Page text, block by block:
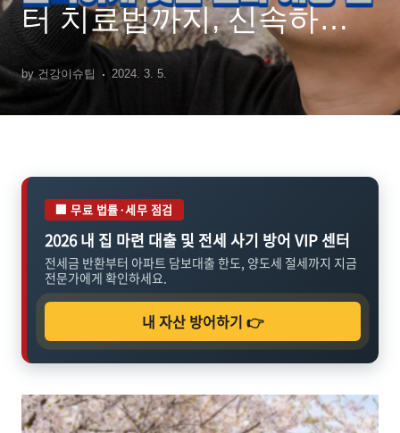
터 치료법까지, 신속하게
낫는 법과 예방 팁을 알아
보세요. 전문가가 추천하
키세요
by 건강이슈팁 2024. 3. 5.
🏢 무료 법률·세무 점검
2026 내 집 마련 대출 및 전세 사기 방어 VIP 센터
전세금 반환부터 아파트 담보대출 한도, 양도세 절세까지 지금
전문가에게 확인하세요.
내 자산 방어하기 👉